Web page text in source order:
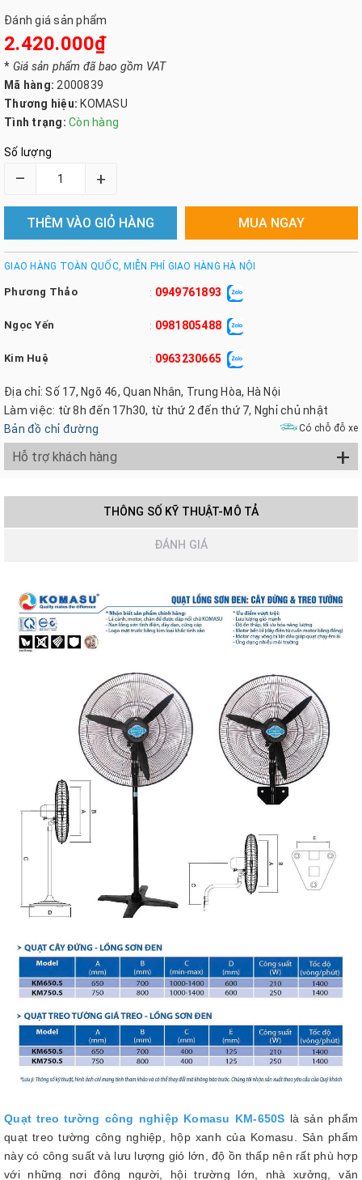
Đánh giá sản phẩm
2.420.000₫
* Giá sản phẩm đã bao gồm VAT
Mã hàng: 2000839
Thương hiệu: KOMASU
Tình trạng: Còn hàng
Số lượng
– +
THÊM VÀO GIỎ HÀNG MUA NGAY
GIAO HÀNG TOÀN QUỐC, MIỄN PHÍ GIAO HÀNG HÀ NỘI
Phương Thảo : 0949761893
Ngọc Yến : 0981805488
Kim Huệ : 0963230665
Địa chỉ: Số 17, Ngõ 46, Quan Nhân, Trung Hòa, Hà Nội
Làm việc: từ 8h đến 17h30, từ thứ 2 đến thứ 7, Nghỉ chủ nhật
Bản đồ chỉ đường
Có chỗ đỗ xe
Hỗ trợ khách hàng +
THÔNG SỐ KỸ THUẬT-MÔ TẢ
ĐÁNH GIÁ
Quạt treo tường công nghiệp Komasu KM-650S là sản phẩm
quạt treo tường công nghiệp, hộp xanh của Komasu. Sản phẩm
này có công suất và lưu lượng gió lớn, độ ồn thấp nên rất phù hợp
với những nơi đông người, hội trường lớn, nhà xưởng, văn